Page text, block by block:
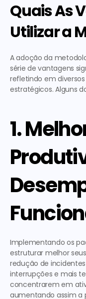
Quais As
Utilizar a
A adoção da
série de vantagens
refletindo em
estratégicos. Alguns
1.
Implementando os
estruturar melhor
redução de
interrupções e mais
concentrarem em
aumentando assim a